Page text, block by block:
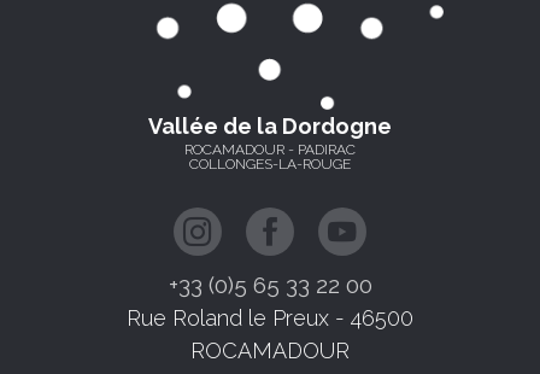
Vallée de la Dordogne
ROCAMADOUR - PADIRAC
COLLONGES-LA-ROUGE
+33 (0)5 65 33 22 00
Rue Roland le Preux - 46500
ROCAMADOUR